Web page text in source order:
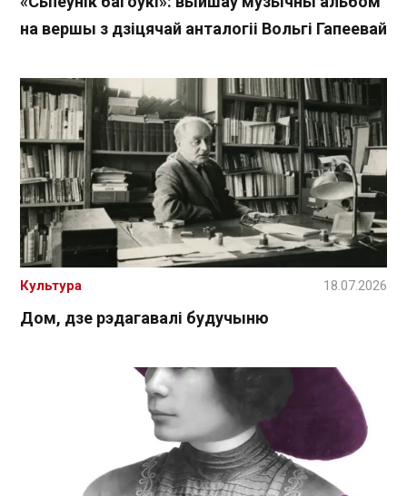
на вершы з дзіцячай анталогіі Вольгі Гапеевай
Дом, дзе рэдагавалі будучыню
Культура 18.07.2026